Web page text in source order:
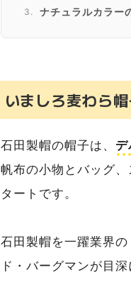
ナチュラルカラー
いましろ麦わら
石田製帽の帽子は、
帆布の小物とバッグ
タートです。
石田製帽を一躍業界
ド・バーグマンが目